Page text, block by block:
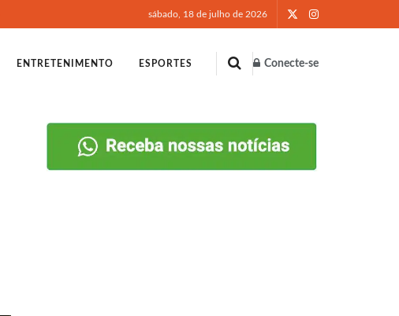
sábado, 18 de julho de 2026
ENTRETENIMENTO ESPORTES Conecte-se